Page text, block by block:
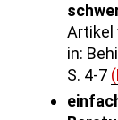
Artikel
in:
S. 4-7